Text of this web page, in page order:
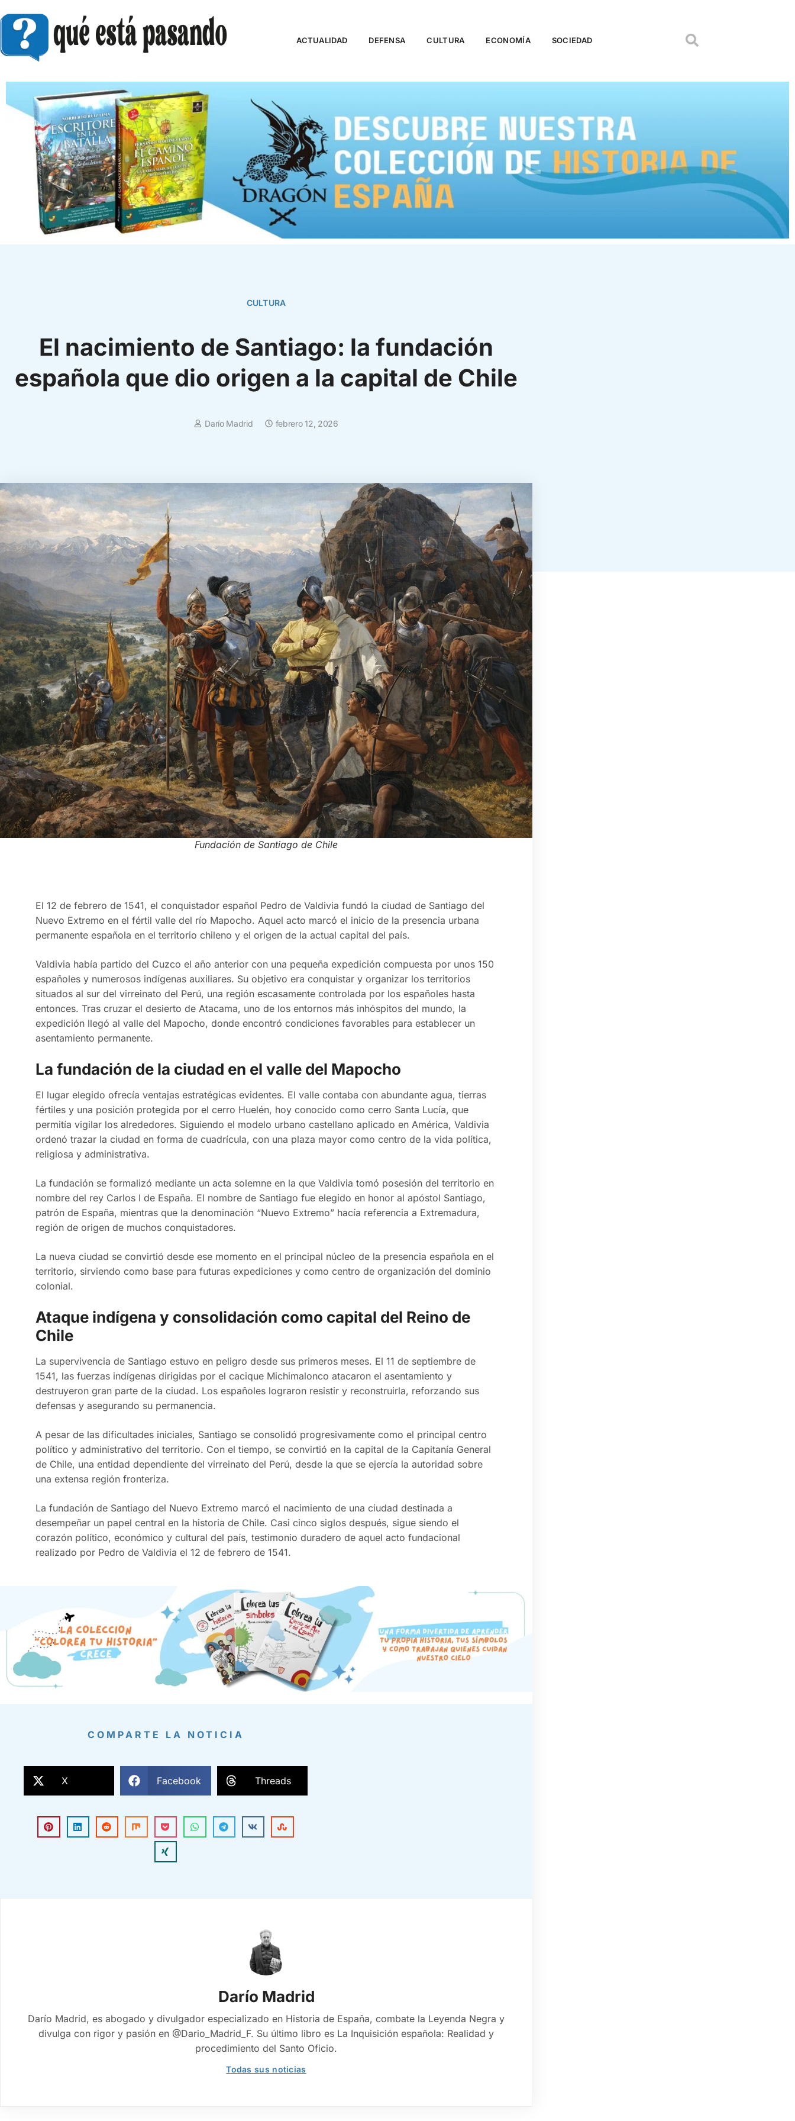
ACTUALIDAD DEFENSA CULTURA ECONOMÍA SOCIEDAD
CULTURA
El nacimiento de Santiago: la fundación
española que dio origen a la capital de Chile
Darío Madrid febrero 12, 2026
Fundación de Santiago de Chile
El 12 de febrero de 1541, el conquistador español Pedro de Valdivia fundó la ciudad de Santiago del
Nuevo Extremo en el fértil valle del río Mapocho. Aquel acto marcó el inicio de la presencia urbana
permanente española en el territorio chileno y el origen de la actual capital del país.
Valdivia había partido del Cuzco el año anterior con una pequeña expedición compuesta por unos 150
españoles y numerosos indígenas auxiliares. Su objetivo era conquistar y organizar los territorios
situados al sur del virreinato del Perú, una región escasamente controlada por los españoles hasta
entonces. Tras cruzar el desierto de Atacama, uno de los entornos más inhóspitos del mundo, la
expedición llegó al valle del Mapocho, donde encontró condiciones favorables para establecer un
asentamiento permanente.
La fundación de la ciudad en el valle del Mapocho
El lugar elegido ofrecía ventajas estratégicas evidentes. El valle contaba con abundante agua, tierras
fértiles y una posición protegida por el cerro Huelén, hoy conocido como cerro Santa Lucía, que
permitía vigilar los alrededores. Siguiendo el modelo urbano castellano aplicado en América, Valdivia
ordenó trazar la ciudad en forma de cuadrícula, con una plaza mayor como centro de la vida política,
religiosa y administrativa.
La fundación se formalizó mediante un acta solemne en la que Valdivia tomó posesión del territorio en
nombre del rey Carlos I de España. El nombre de Santiago fue elegido en honor al apóstol Santiago,
patrón de España, mientras que la denominación “Nuevo Extremo” hacía referencia a Extremadura,
región de origen de muchos conquistadores.
La nueva ciudad se convirtió desde ese momento en el principal núcleo de la presencia española en el
territorio, sirviendo como base para futuras expediciones y como centro de organización del dominio
colonial.
Ataque indígena y consolidación como capital del Reino de
Chile
La supervivencia de Santiago estuvo en peligro desde sus primeros meses. El 11 de septiembre de
1541, las fuerzas indígenas dirigidas por el cacique Michimalonco atacaron el asentamiento y
destruyeron gran parte de la ciudad. Los españoles lograron resistir y reconstruirla, reforzando sus
defensas y asegurando su permanencia.
A pesar de las dificultades iniciales, Santiago se consolidó progresivamente como el principal centro
político y administrativo del territorio. Con el tiempo, se convirtió en la capital de la Capitanía General
de Chile, una entidad dependiente del virreinato del Perú, desde la que se ejercía la autoridad sobre
una extensa región fronteriza.
La fundación de Santiago del Nuevo Extremo marcó el nacimiento de una ciudad destinada a
desempeñar un papel central en la historia de Chile. Casi cinco siglos después, sigue siendo el
corazón político, económico y cultural del país, testimonio duradero de aquel acto fundacional
realizado por Pedro de Valdivia el 12 de febrero de 1541.
COMPARTE LA NOTICIA
X Facebook Threads
Darío Madrid
Darío Madrid, es abogado y divulgador especializado en Historia de España, combate la Leyenda Negra y
divulga con rigor y pasión en @Dario_Madrid_F. Su último libro es La Inquisición española: Realidad y
procedimiento del Santo Oficio.
Todas sus noticias